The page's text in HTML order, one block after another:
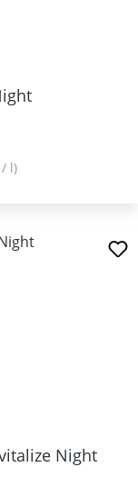
l)
Night